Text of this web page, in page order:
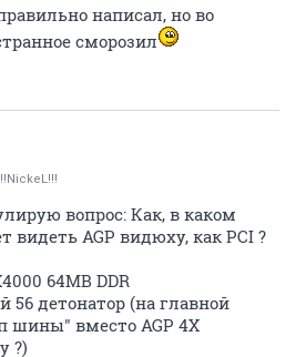
написал, но во
сморозил
вопрос: Как, в каком
видеть AGP видюху, как PCI ?
64MB DDR
56 детонатор (на главной
шины" вместо AGP 4X
?)